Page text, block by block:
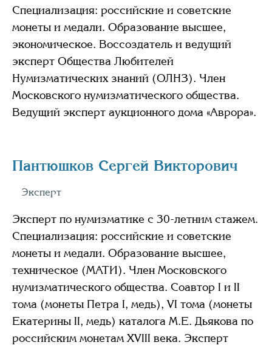
Специализация: российские и советские
монеты и медали. Образование высшее,
экономическое. Воссоздатель и ведущий
эксперт Общества Любителей
Нумизматических знаний (ОЛНЗ). Член
Московского нумизматического общества.
Ведущий эксперт аукционного дома «Аврора».
Пантюшков Сергей Викторович
Эксперт
Эксперт по нумизматике с 30-летним стажем.
Специализация: российские и советские
монеты и медали. Образование высшее,
техническое (МАТИ). Член Московского
нумизматического общества. Соавтор I и II
тома (монеты Петра I, медь), VI тома (монеты
Екатерины II, медь) каталога М.Е. Дьякова по
российским монетам XVIII века. Эксперт